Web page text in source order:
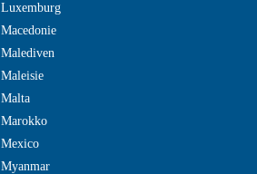
Luxemburg
Macedonie
Malediven
Maleisie
Malta
Marokko
Mexico
Myanmar